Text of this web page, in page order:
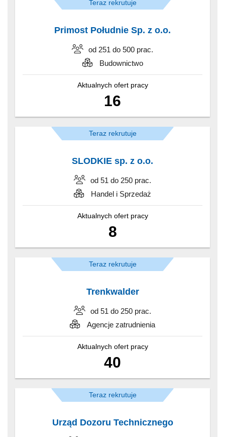
Teraz rekrutuje
Primost Południe Sp. z o.o.
od 251 do 500 prac.
Budownictwo
Aktualnych ofert pracy
16
Teraz rekrutuje
SLODKIE sp. z o.o.
od 51 do 250 prac.
Handel i Sprzedaż
Aktualnych ofert pracy
8
Teraz rekrutuje
Trenkwalder
od 51 do 250 prac.
Agencje zatrudnienia
Aktualnych ofert pracy
40
Teraz rekrutuje
Urząd Dozoru Technicznego